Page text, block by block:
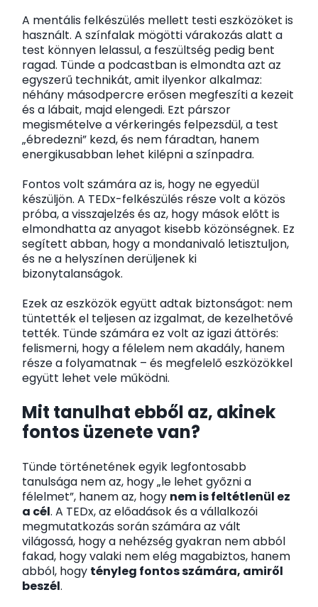
A mentális felkészülés mellett testi eszközöket is
használt. A színfalak mögötti várakozás alatt a
test könnyen lelassul, a feszültség pedig bent
ragad. Tünde a podcastban is elmondta azt az
egyszerű technikát, amit ilyenkor alkalmaz:
néhány másodpercre erősen megfeszíti a kezeit
és a lábait, majd elengedi. Ezt párszor
megismételve a vérkeringés felpezsdül, a test
„ébredezni” kezd, és nem fáradtan, hanem
energikusabban lehet kilépni a színpadra.
Fontos volt számára az is, hogy ne egyedül
készüljön. A TEDx-felkészülés része volt a közös
próba, a visszajelzés és az, hogy mások előtt is
elmondhatta az anyagot kisebb közönségnek. Ez
segített abban, hogy a mondanivaló letisztuljon,
és ne a helyszínen derüljenek ki
bizonytalanságok.
Ezek az eszközök együtt adtak biztonságot: nem
tüntették el teljesen az izgalmat, de kezelhetővé
tették. Tünde számára ez volt az igazi áttörés:
felismerni, hogy a félelem nem akadály, hanem
része a folyamatnak – és megfelelő eszközökkel
együtt lehet vele működni.
Mit tanulhat ebből az, akinek
fontos üzenete van?
Tünde történetének egyik legfontosabb
tanulsága nem az, hogy „le lehet győzni a
félelmet”, hanem az, hogy nem is feltétlenül ez
a cél. A TEDx, az előadások és a vállalkozói
megmutatkozás során számára az vált
világossá, hogy a nehézség gyakran nem abból
fakad, hogy valaki nem elég magabiztos, hanem
abból, hogy tényleg fontos számára, amiről
beszél.